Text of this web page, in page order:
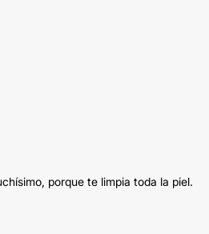
porque te limpia toda la piel.